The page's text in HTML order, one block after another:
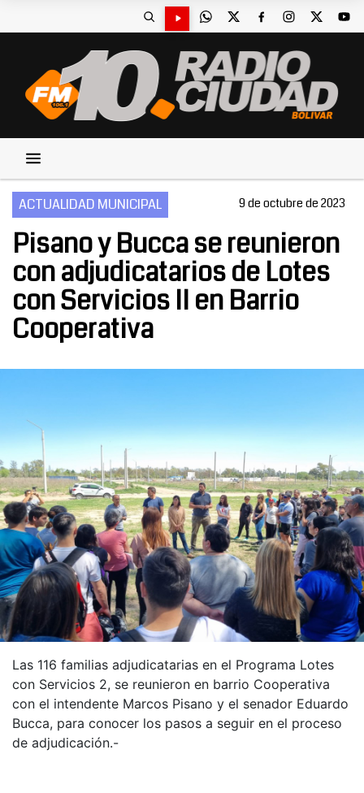
ACTUALIDAD MUNICIPAL 9 de octubre de 2023
Pisano y Bucca se reunieron
con adjudicatarios de Lotes
con Servicios II en Barrio
Cooperativa
Las 116 familias adjudicatarias en el Programa Lotes
con Servicios 2, se reunieron en barrio Cooperativa
con el intendente Marcos Pisano y el senador Eduardo
Bucca, para conocer los pasos a seguir en el proceso
de adjudicación.-